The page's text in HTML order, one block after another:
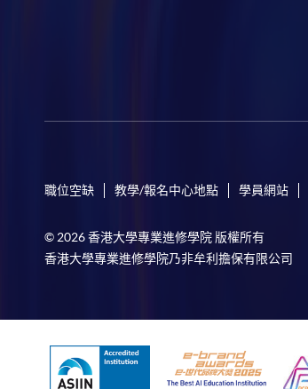
職位空缺 教學/報名中心地點 學員網站
© 2026 香港大學專業進修學院 版權所有
香港大學專業進修學院乃非牟利擔保有限公司